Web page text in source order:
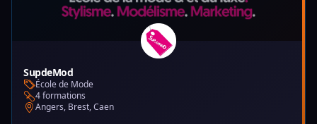
SupdeMod
École de Mode
4 formations
Angers, Brest, Caen